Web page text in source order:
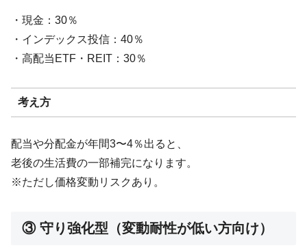
・現金：30％
・インデックス投信：40％
・高配当ETF・REIT：30％
考え方
配当や分配金が年間3〜4％出ると、
老後の生活費の一部補完になります。
※ただし価格変動リスクあり。
③ 守り強化型（変動耐性が低い方向け）